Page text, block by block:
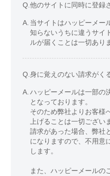
Q.他のサイトに同時に登録
A. 当サイトはハッピーメー
知らないうちに違うサイ
ルが届くことは一切あり
Q.身に覚えのない請求がく
A. ハッピーメールは一部の
となっております。
そのため弊社よりお客様
上げることは一切ござい
請求があった場合、弊社
になりますので、不用意
します。
また、ハッピーメールの